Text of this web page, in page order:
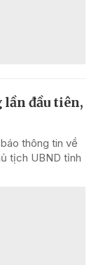
lần đầu tiên,
thông tin về
tịch UBND tỉnh